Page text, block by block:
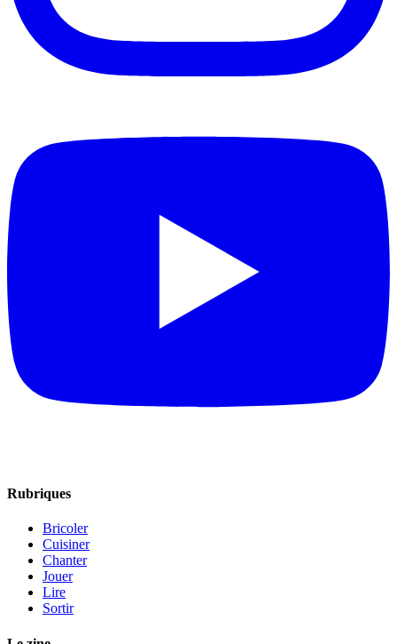
Rubriques
Bricoler
Cuisiner
Chanter
Jouer
Lire
Sortir